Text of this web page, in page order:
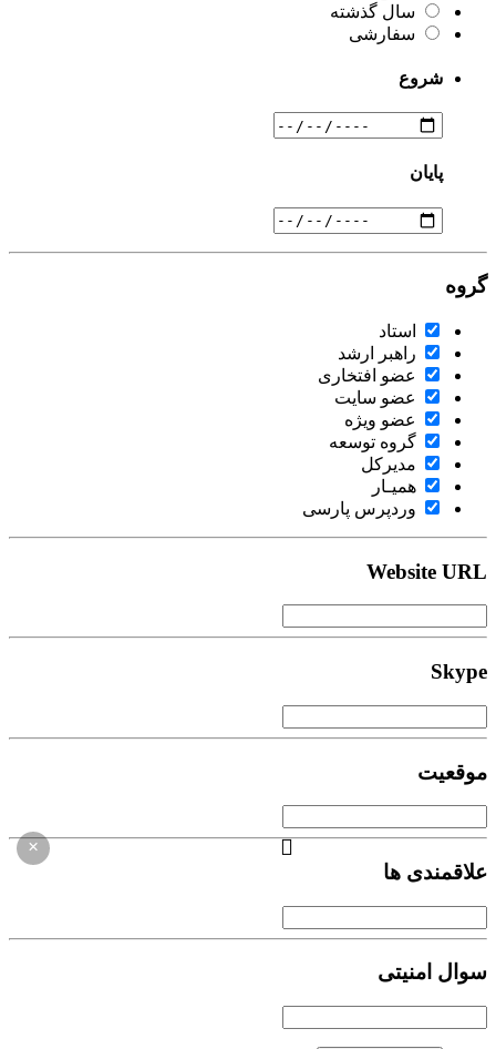
×
سال گذشته
سفارشی
شروع
پایان
گروه
استاد
راهبر ارشد
عضو افتخاری
عضو سایت
عضو ویژه
گروه توسعه
مدیرکل
همیـار
وردپرس پارسی
Website URL
Skype
موقعیت
علاقمندی ها
سوال امنیتی